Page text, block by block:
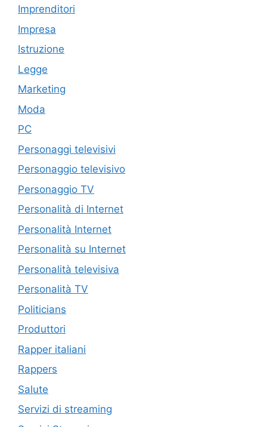
Imprenditori
Impresa
Istruzione
Legge
Marketing
Moda
PC
Personaggi televisivi
Personaggio televisivo
Personaggio TV
Personalità di Internet
Personalità Internet
Personalità su Internet
Personalità televisiva
Personalità TV
Politicians
Produttori
Rapper italiani
Rappers
Salute
Servizi di streaming